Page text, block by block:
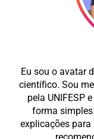
Eu sou o avatar
científico. Sou
pela UNIFESP
forma
explicações para